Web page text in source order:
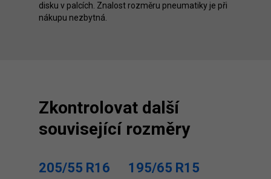
disku v palcích. Znalost rozměru pneumatiky je při
nákupu nezbytná.
Zkontrolovat další
související rozměry
205/55 R16 195/65 R15